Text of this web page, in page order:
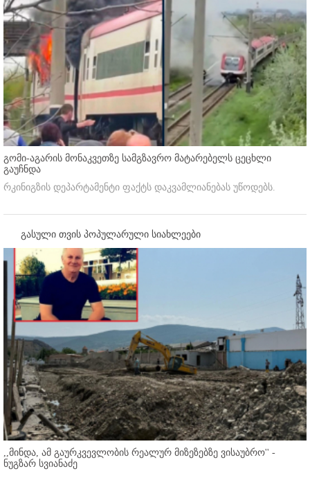
გომი-აგარის მონაკვეთზე სამგზავრო მატარებელს ცეცხლი
გაუჩნდა
რკინიგზის დეპარტამენტი ფაქტს დაკვამლიანებას უწოდებს.
გასული თვის პოპულარული სიახლეები
,,მინდა, ამ გაურკვევლობის რეალურ მიზეზებზე ვისაუბრო'' -
ნუგზარ სვიანაძე